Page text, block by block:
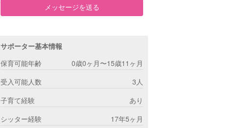
メッセージを送る
サポーター基本情報
保育可能年齢
0歳0ヶ月〜15歳11ヶ月
受入可能人数
3人
子育て経験
あり
シッター経験
17年5ヶ月